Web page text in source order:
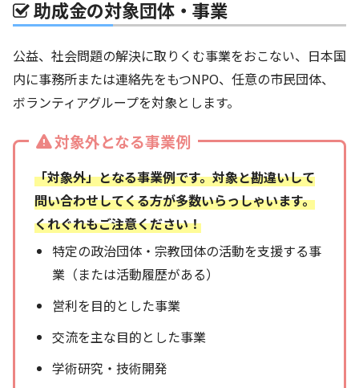
助成金の対象団体・事業
公益、社会問題の解決に取りくむ事業をおこない、日本国
内に事務所または連絡先をもつNPO、任意の市民団体、
ボランティアグループを対象とします。
対象外となる事業例
「対象外」となる事業例です。対象と勘違いして
問い合わせしてくる方が多数いらっしゃいます。
くれぐれもご注意ください！
特定の政治団体・宗教団体の活動を支援する事
業（または活動履歴がある）
営利を目的とした事業
交流を主な目的とした事業
学術研究・技術開発